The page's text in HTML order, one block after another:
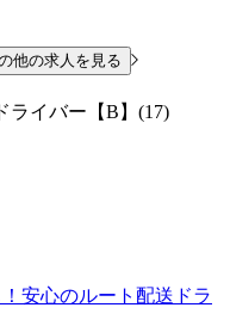
他の求人を見る
ライバー【B】(17)
安心のルート配送ドラ